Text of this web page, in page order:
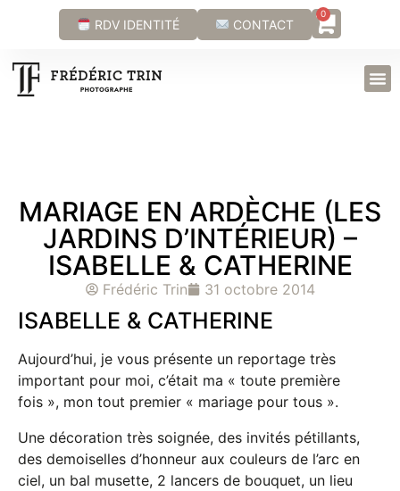
RDV IDENTITÉ CONTACT
0
MARIAGE EN ARDÈCHE (LES
JARDINS D’INTÉRIEUR) –
ISABELLE & CATHERINE
Frédéric Trin 31 octobre 2014
ISABELLE & CATHERINE
Aujourd’hui, je vous présente un reportage très
important pour moi, c’était ma « toute première
fois », mon tout premier « mariage pour tous ».
Une décoration très soignée, des invités pétillants,
des demoiselles d’honneur aux couleurs de l’arc en
ciel, un bal musette, 2 lancers de bouquet, un lieu